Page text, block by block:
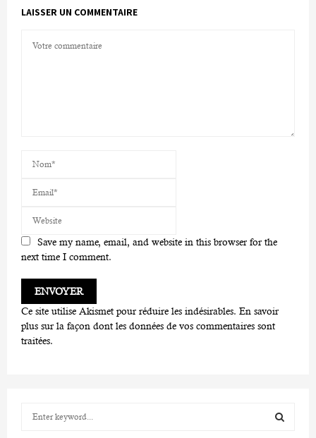
LAISSER UN COMMENTAIRE
Save my name, email, and website in this browser for the
next time I comment.
Ce site utilise Akismet pour réduire les indésirables. En savoir
plus sur la façon dont les données de vos commentaires sont
traitées.